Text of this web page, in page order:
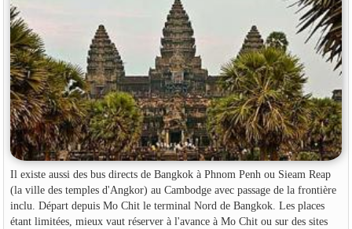
Il existe aussi des bus directs de Bangkok à Phnom Penh ou Sieam Reap
(la ville des temples d'Angkor) au Cambodge avec passage de la frontière
inclu. Départ depuis Mo Chit le terminal Nord de Bangkok. Les places
étant limitées, mieux vaut réserver à l'avance à Mo Chit ou sur des sites